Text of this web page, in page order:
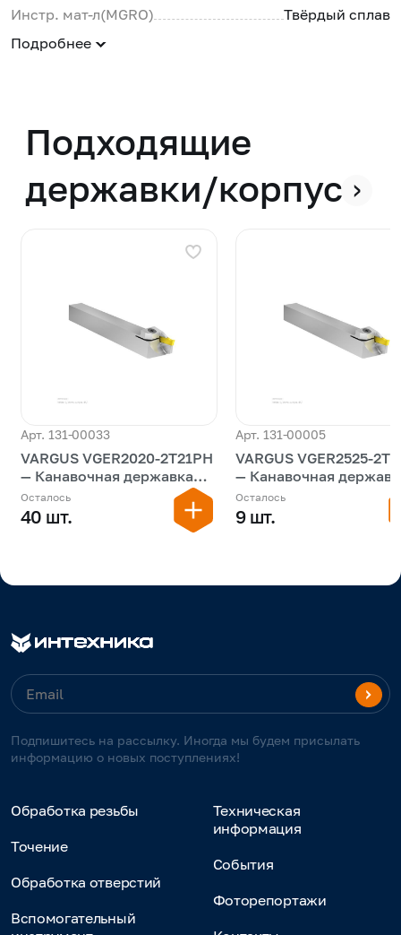
Инстр. мат-л(MGRO)
Твёрдый сплав
Подробнее
Подходящие
державки/корпуса
Арт. 131-00033
VARGUS VGER2020-2T21PH
— Канавочная державка
моноблок наружная
Осталось
40 шт.
Арт. 131-00005
VARGUS VGER2525-
— Канавочная
моноблок наружная
Осталось
9 шт.
›
Подпишитесь на рассылку. Иногда мы будем присылать
информацию о новых поступлениях!
Обработка резьбы
Точение
Обработка отверстий
Вспомогательный
Техническая
информация
События
Фоторепортажи